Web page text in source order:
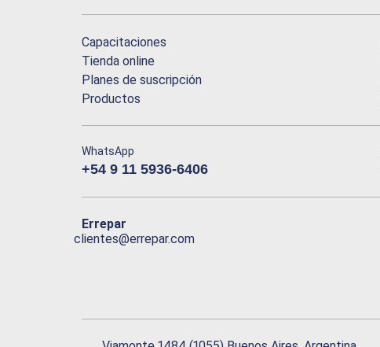
Capacitaciones
Tienda online
Planes de suscripción
Productos
WhatsApp
+54 9 11 5936-6406
Errepar
clientes@errepar.com